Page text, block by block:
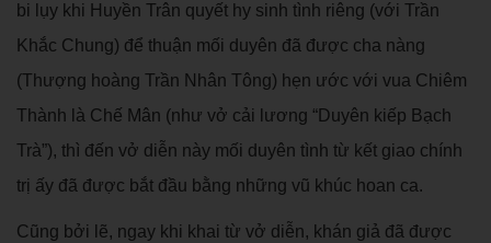
bi lụy khi Huyền Trân quyết hy sinh tình riêng (với Trần
Khắc Chung) để thuận mối duyên đã được cha nàng
(Thượng hoàng Trần Nhân Tông) hẹn ước với vua Chiêm
Thành là Chế Mân (như vở cải lương “Duyên kiếp Bạch
Trà”), thì đến vở diễn này mối duyên tình từ kết giao chính
trị ấy đã được bắt đầu bằng những vũ khúc hoan ca.
Cũng bởi lẽ, ngay khi khai từ vở diễn, khán giả đã được